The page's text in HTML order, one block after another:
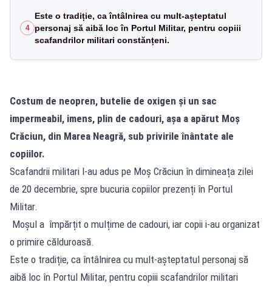
4
Este o tradiție, ca întâlnirea cu mult-așteptatul
personaj să aibă loc în Portul Militar, pentru copiii
scafandrilor militari constănțeni.
Costum de neopren, butelie de oxigen și un sac
impermeabil, imens, plin de cadouri, așa a apărut Moș
Crăciun, din Marea Neagră, sub privirile înântate ale
copiilor.
Scafandrii militari l-au adus pe Moș Crăciun în dimineața zilei
de 20 decembrie, spre bucuria copiilor prezenți în Portul
Militar.
Moșul a împărțit o mulțime de cadouri, iar copii i-au organizat
o primire călduroasă.
Este o tradiție, ca întâlnirea cu mult-așteptatul personaj să
aibă loc în Portul Militar, pentru copiii scafandrilor militari